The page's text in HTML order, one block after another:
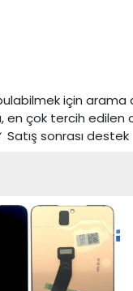
için
en çok tercih
sonrası destek